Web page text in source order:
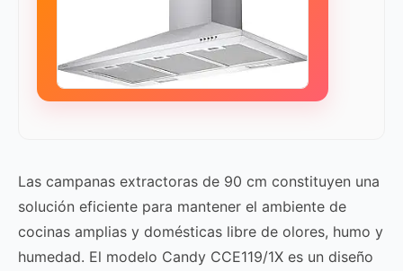
Las campanas extractoras de 90 cm constituyen una
solución eficiente para mantener el ambiente de
cocinas amplias y domésticas libre de olores, humo y
humedad. El modelo Candy CCE119/1X es un diseño